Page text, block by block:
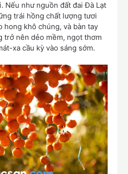
Nếu như nguồn đất đai Đà Lạt
trái hồng chất lượng tươi
hong khô chúng, và bàn tay
trở nên dẻo mềm, ngọt thơm
xa cầu kỳ vào sáng sớm.